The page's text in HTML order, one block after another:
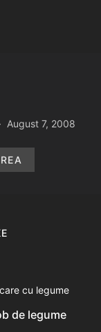
August 7, 2008
cu legume
de legume